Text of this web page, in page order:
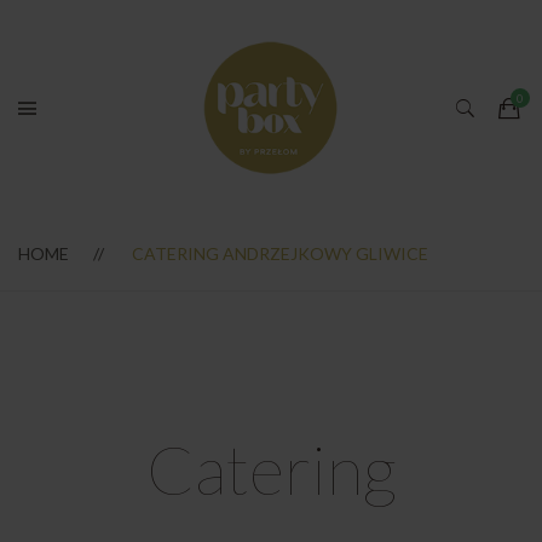
HOME CATERING ANDRZEJKOWY GLIWICE
Catering